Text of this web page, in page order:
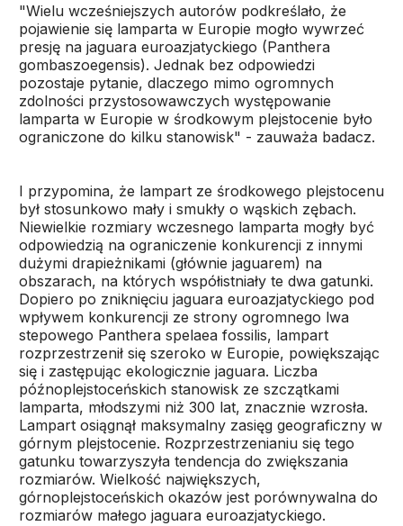
"Wielu wcześniejszych autorów podkreślało, że
pojawienie się lamparta w Europie mogło wywrzeć
presję na jaguara euroazjatyckiego (Panthera
gombaszoegensis). Jednak bez odpowiedzi
pozostaje pytanie, dlaczego mimo ogromnych
zdolności przystosowawczych występowanie
lamparta w Europie w środkowym plejstocenie było
ograniczone do kilku stanowisk" - zauważa badacz.
I przypomina, że lampart ze środkowego plejstocenu
był stosunkowo mały i smukły o wąskich zębach.
Niewielkie rozmiary wczesnego lamparta mogły być
odpowiedzią na ograniczenie konkurencji z innymi
dużymi drapieżnikami (głównie jaguarem) na
obszarach, na których współistniały te dwa gatunki.
Dopiero po zniknięciu jaguara euroazjatyckiego pod
wpływem konkurencji ze strony ogromnego lwa
stepowego Panthera spelaea fossilis, lampart
rozprzestrzenił się szeroko w Europie, powiększając
się i zastępując ekologicznie jaguara. Liczba
późnoplejstoceńskich stanowisk ze szczątkami
lamparta, młodszymi niż 300 lat, znacznie wzrosła.
Lampart osiągnął maksymalny zasięg geograficzny w
górnym plejstocenie. Rozprzestrzenianiu się tego
gatunku towarzyszyła tendencja do zwiększania
rozmiarów. Wielkość największych,
górnoplejstoceńskich okazów jest porównywalna do
rozmiarów małego jaguara euroazjatyckiego.